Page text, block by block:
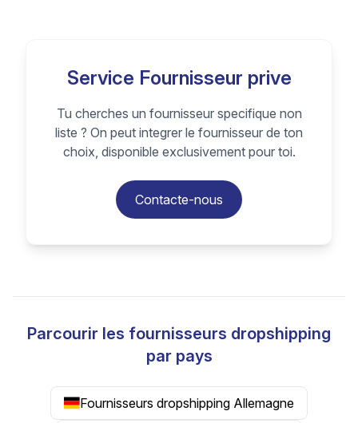
Service Fournisseur prive
Tu cherches un fournisseur specifique non
liste ? On peut integrer le fournisseur de ton
choix, disponible exclusivement pour toi.
Contacte-nous
Parcourir les fournisseurs dropshipping
par pays
Fournisseurs dropshipping Allemagne